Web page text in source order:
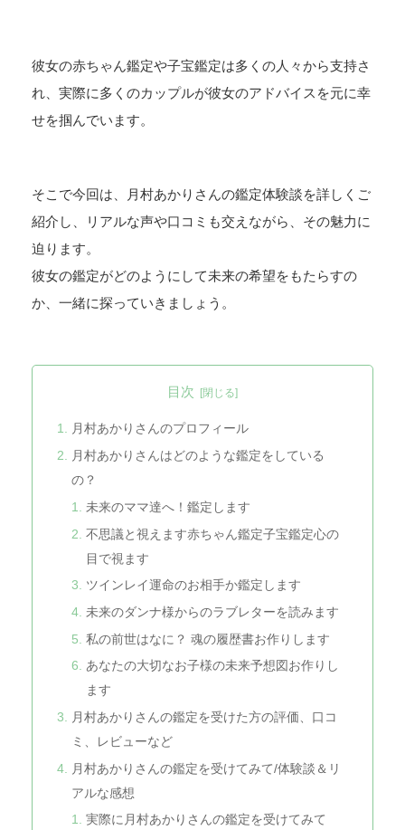
彼女の赤ちゃん鑑定や子宝鑑定は多くの人々から支持さ
れ、実際に多くのカップルが彼女のアドバイスを元に幸
せを掴んでいます。
そこで今回は、月村あかりさんの鑑定体験談を詳しくご
紹介し、リアルな声や口コミも交えながら、その魅力に
迫ります。
彼女の鑑定がどのようにして未来の希望をもたらすの
か、一緒に探っていきましょう。
目次
月村あかりさんのプロフィール
月村あかりさんはどのような鑑定をしている
の？
未来のママ達へ！鑑定します
不思議と視えます赤ちゃん鑑定子宝鑑定心の
目で視ます
ツインレイ運命のお相手か鑑定します
未来のダンナ様からのラブレターを読みます
私の前世はなに？ 魂の履歴書お作りします
あなたの大切なお子様の未来予想図お作りし
ます
月村あかりさんの鑑定を受けた方の評価、口コ
ミ、レビューなど
月村あかりさんの鑑定を受けてみて/体験談＆リ
アルな感想
実際に月村あかりさんの鑑定を受けてみて